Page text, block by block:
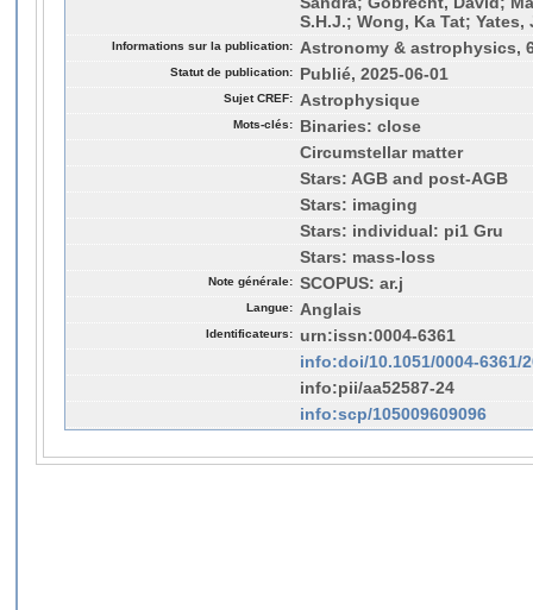
S.H.J.; Wong, Ka Tat; Yates,
Informations sur la publication: Astronomy & astrophysics,
Statut de publication: Publié, 2025-06-01
Sujet CREF: Astrophysique
Mots-clés:
Binaries: close
Circumstellar matter
Stars: AGB and post-AGB
Stars: imaging
Stars: individual: pi1 Gru
Stars: mass-loss
Note générale: SCOPUS: ar.j
Langue: Anglais
Identificateurs:
urn:issn:0004-6361
info:doi/10.1051/0004-6361/
info:pii/aa52587-24
info:scp/105009609096